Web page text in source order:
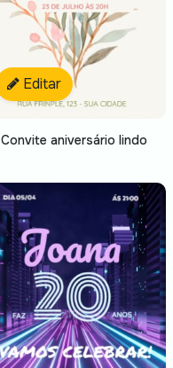
Editar
Convite aniversário lindo